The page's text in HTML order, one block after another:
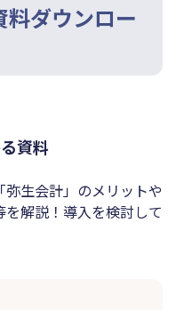
料ダウンロー
資料
生会計」のメリットや
解説！導入を検討して